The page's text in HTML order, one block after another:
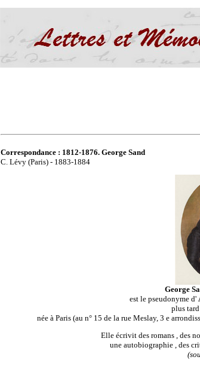
Correspondance : 1812-1876. George Sand
C. Lévy (Paris) - 1883-1884
George
est le pseudonyme d'
plus tard
née à Paris (au n° 15 de la rue Meslay, 3 e
Elle écrivit des romans , des
une autobiographie , des